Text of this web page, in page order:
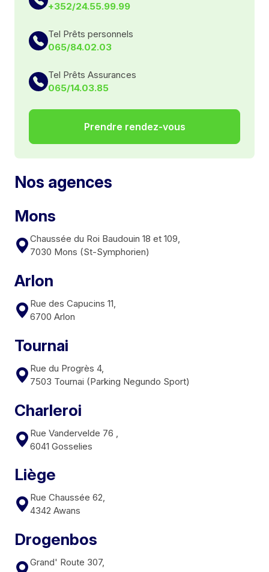
+352/24.55.99.99
Tel Prêts personnels
065/84.02.03
Tel Prêts Assurances
065/14.03.85
Prendre rendez-vous
Nos agences
Mons
Chaussée du Roi Baudouin 18 et 109,
7030 Mons (St-Symphorien)
Arlon
Rue des Capucins 11,
6700 Arlon
Tournai
Rue du Progrès 4,
7503 Tournai (Parking Negundo Sport)
Charleroi
Rue Vandervelde 76 ,
6041 Gosselies
Liège
Rue Chaussée 62,
4342 Awans
Drogenbos
Grand' Route 307,